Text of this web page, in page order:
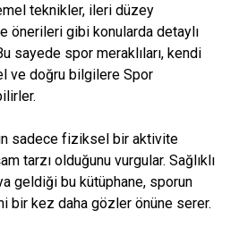
teknikler, ileri düzey
önerileri gibi konularda detaylı
sayede spor meraklıları, kendi
ve doğru bilgilere Spor
sadece fiziksel bir aktivite
tarzı olduğunu vurgular. Sağlıklı
geldiği bu kütüphane, sporun
bir kez daha gözler önüne serer.